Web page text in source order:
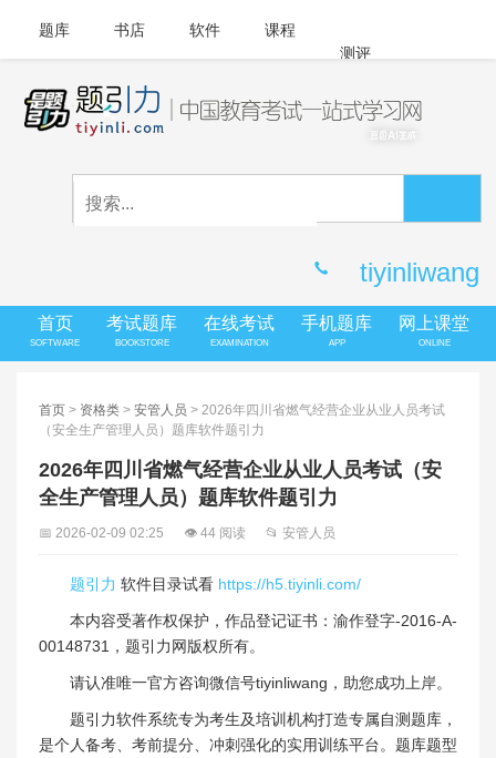
题库 书店 软件
课程
测评
APP下载
tiyinliwang
首页
SOFTWARE
考试题库
BOOKSTORE
在线考试
EXAMINATION
手机题库
APP
网上课堂
ONLINE
首页 > 资格类 > 安管人员 > 2026年四川省燃气经营企业从业人员考试
（安全生产管理人员）题库软件题引力
2026年四川省燃气经营企业从业人员考试（安
全生产管理人员）题库软件题引力
📅 2026-02-09 02:25 👁 44 阅读 📂 安管人员
题引力 软件目录试看 https://h5.tiyinli.com/
本内容受著作权保护，作品登记证书：渝作登字-2016-A-
00148731，题引力网版权所有。
请认准唯一官方咨询微信号tiyinliwang，助您成功上岸。
题引力软件系统专为考生及培训机构打造专属自测题库，
是个人备考、考前提分、冲刺强化的实用训练平台。题库题型